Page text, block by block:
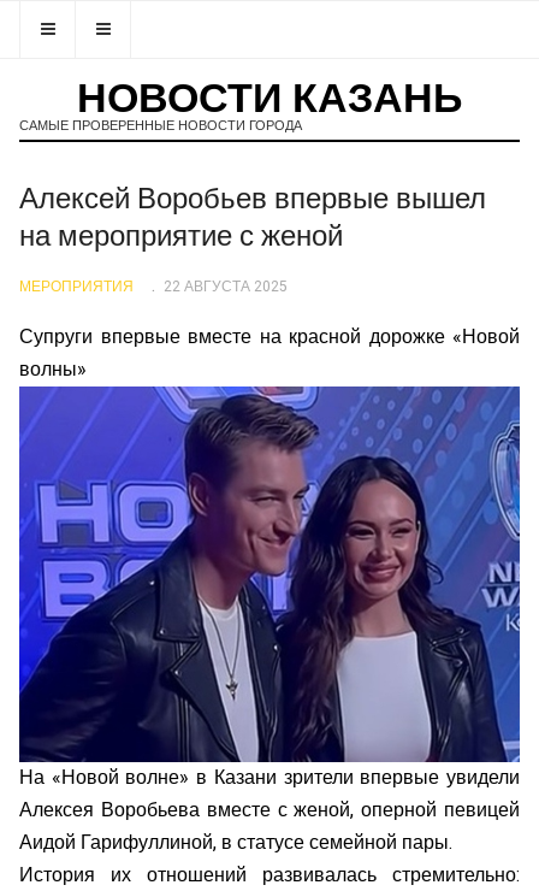
НОВОСТИ КАЗАНЬ
САМЫЕ ПРОВЕРЕННЫЕ НОВОСТИ ГОРОДА
Алексей Воробьев впервые вышел
на мероприятие с женой
МЕРОПРИЯТИЯ 22 АВГУСТА 2025
Супруги впервые вместе на красной дорожке «Новой
волны»
На «Новой волне» в Казани зрители впервые увидели
Алексея Воробьева вместе с женой, оперной певицей
Аидой Гарифуллиной, в статусе семейной пары.
История их отношений развивалась стремительно: